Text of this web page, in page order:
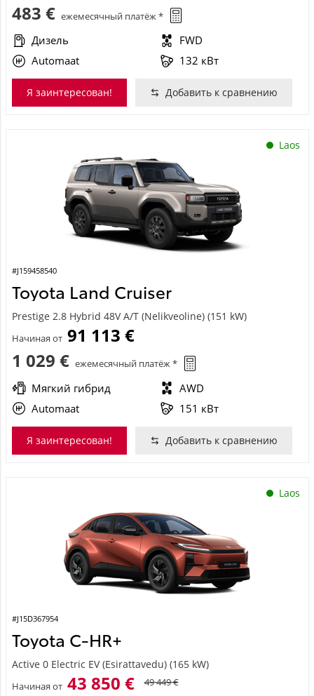
483 € ежемесячный платёж *
Дизель
FWD
Automaat
132 кВт
Я заинтересован! Добавить к сравнению
Laos
#J159458540
Toyota Land Cruiser
Prestige 2.8 Hybrid 48V A/T (Nelikveoline) (151 kW)
Начиная от 91 113 €
1 029 € ежемесячный платёж *
Мягкий гибрид
AWD
Automaat
151 кВт
Я заинтересован! Добавить к сравнению
Laos
#J15D367954
Toyota C-HR+
Active 0 Electric EV (Esirattavedu) (165 kW)
Начиная от 43 850 € 49 449 €